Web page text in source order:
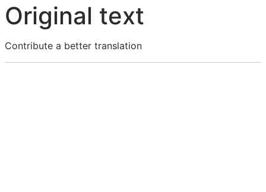
Original text
Contribute a better translation